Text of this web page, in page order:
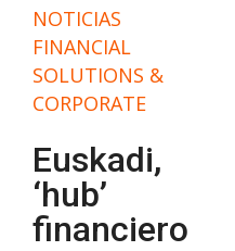
NOTICIAS
FINANCIAL
SOLUTIONS &
CORPORATE
Euskadi,
‘hub’
financiero